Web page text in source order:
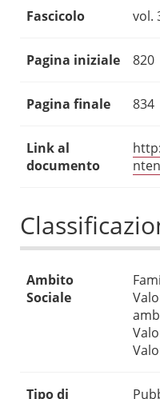
Fascicolo vol.
Pagina iniziale 820
Pagina finale 834
Link al
documento
Ambito
Sociale
Tipo di